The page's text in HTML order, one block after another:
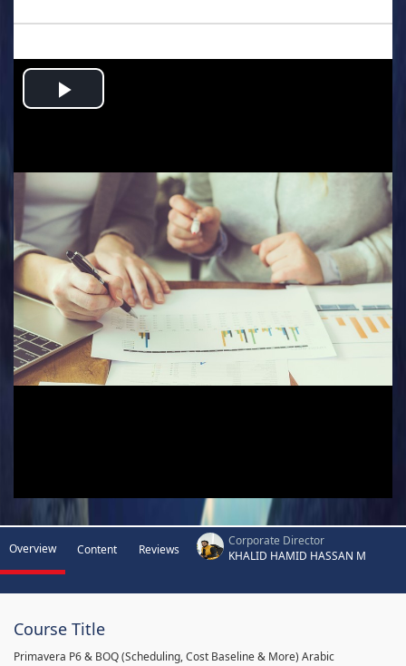
Play
Overview Content Reviews
Corporate Director
KHALID HAMID HASSAN M
Course Title
Primavera P6 & BOQ (Scheduling, Cost Baseline & More) Arabic